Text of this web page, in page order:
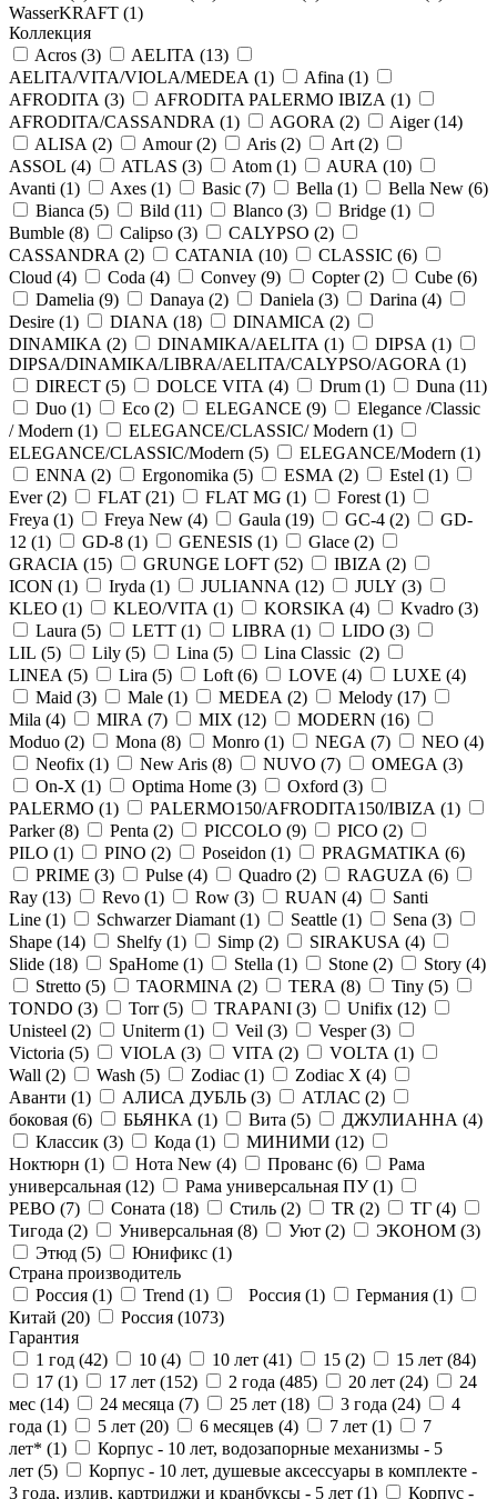
WasserKRAFT (1)
Коллекция
Acros (3) AELITA (13)
AELITA/VITA/VIOLA/MEDEA (1) Afina (1)
AFRODITA (3) AFRODITA PALERMO IBIZA (1)
AFRODITA/CASSANDRA (1) AGORA (2) Aiger (14)
ALISA (2) Amour (2) Aris (2) Art (2)
ASSOL (4) ATLAS (3) Atom (1) AURA (10)
Avanti (1) Axes (1) Basic (7) Bella (1) Bella New (6)
Bianca (5) Bild (11) Blanco (3) Bridge (1)
Bumble (8) Calipso (3) CALYPSO (2)
CASSANDRA (2) CATANIA (10) CLASSIC (6)
Cloud (4) Coda (4) Convey (9) Copter (2) Cube (6)
Damelia (9) Danaya (2) Daniela (3) Darina (4)
Desire (1) DIANA (18) DINAMICA (2)
DINAMIKA (2) DINAMIKA/AELITA (1) DIPSA (1)
DIPSA/DINAMIKA/LIBRA/AELITA/CALYPSO/AGORA (1)
DIRECT (5) DOLCE VITA (4) Drum (1) Duna (11)
Duo (1) Eco (2) ELEGANCE (9)
Elegance /Classic
/ Modern (1) ELEGANCE/CLASSIC/ Modern (1)
ELEGANCE/CLASSIC/Modern (5) ELEGANCE/Modern (1)
ENNA (2) Ergonomika (5) ESMA (2) Estel (1)
Ever (2) FLAT (21) FLAT MG (1) Forest (1)
Freya (1) Freya New (4) Gaula (19) GC-4 (2)
GD-
12 (1) GD-8 (1) GENESIS (1) Glace (2)
GRACIA (15) GRUNGE LOFT (52) IBIZA (2)
ICON (1) Iryda (1) JULIANNA (12) JULY (3)
KLEO (1) KLEO/VITA (1) KORSIKA (4) Kvadro (3)
Laura (5) LETT (1) LIBRA (1) LIDO (3)
LIL (5) Lily (5) Lina (5) Lina Classic (2)
LINEA (5) Lira (5) Loft (6) LOVE (4) LUXE (4)
Maid (3) Male (1) MEDEA (2) Melody (17)
Mila (4) MIRA (7) MIX (12) MODERN (16)
Moduo (2) Mona (8) Monro (1) NEGA (7) NEO (4)
Neofix (1) New Aris (8) NUVO (7) OMEGA (3)
On-X (1) Optima Home (3) Oxford (3)
PALERMO (1) PALERMO150/AFRODITA150/IBIZA (1)
Parker (8) Penta (2) PICCOLO (9) PICO (2)
PILO (1) PINO (2) Poseidon (1) PRAGMATIKA (6)
PRIME (3) Pulse (4) Quadro (2) RAGUZA (6)
Ray (13) Revo (1) Row (3) RUAN (4)
Santi
Line (1) Schwarzer Diamant (1) Seattle (1) Sena (3)
Shape (14) Shelfy (1) Simp (2) SIRAKUSA (4)
Slide (18) SpaHome (1) Stella (1) Stone (2) Story (4)
Stretto (5) TAORMINA (2) TERA (8) Tiny (5)
TONDO (3) Torr (5) TRAPANI (3) Unifix (12)
Unisteel (2) Uniterm (1) Veil (3) Vesper (3)
Victoria (5) VIOLA (3) VITA (2) VOLTA (1)
Wall (2) Wash (5) Zodiac (1) Zodiac X (4)
Аванти (1) АЛИСА ДУБЛЬ (3) АТЛАС (2)
боковая (6) БЬЯНКА (1) Вита (5) ДЖУЛИАННА (4)
Классик (3) Кода (1) МИНИМИ (12)
Ноктюрн (1) Нота New (4) Прованс (6)
Рама
универсальная (12) Рама универсальная ПУ (1)
РЕВО (7) Соната (18) Стиль (2) ТR (2) ТГ (4)
Тигода (2) Универсальная (8) Уют (2) ЭКОНОМ (3)
Этюд (5) Юнификс (1)
Страна производитель
Россия (1) Trend (1) Россия (1) Германия (1)
Китай (20) Россия (1073)
Гарантия
1 год (42) 10 (4) 10 лет (41) 15 (2) 15 лет (84)
17 (1) 17 лет (152) 2 года (485) 20 лет (24)
24
мес (14) 24 месяца (7) 25 лет (18) 3 года (24)
4
года (1) 5 лет (20) 6 месяцев (4) 7 лет (1)
7
лет* (1)
Корпус - 10 лет, водозапорные механизмы - 5
лет (5)
Корпус - 10 лет, душевые аксессуары в комплекте -
3 года, излив, картриджи и кранбуксы - 5 лет (1) Корпус -